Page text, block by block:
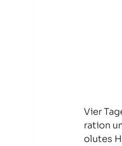
Vier
ration
olutes